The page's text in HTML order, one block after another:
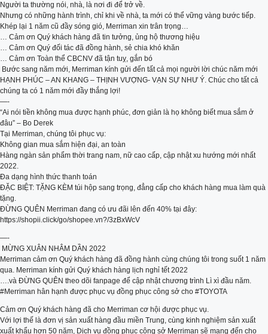
Người ta thường nói, nhà, là nơi đi để trở về.
Nhưng có những hành trình, chỉ khi về nhà, ta mới có thể vững vàng bước tiếp.
Khép lại 1 năm cũ đầy sóng gió, Merriman xin trân trọng…
… Cảm ơn Quý khách hàng đã tin tưởng, ủng hộ thương hiệu
… Cảm ơn Quý đối tác đã đồng hành, sẻ chia khó khăn
… Cảm ơn Toàn thể CBCNV đã tận tuỵ, gắn bó
️ Bước sang năm mới, Merriman kính gửi đến tất cả mọi người lời chúc năm mới
HẠNH PHÚC – AN KHANG – THỊNH VƯỢNG- VẠN SỰ NHƯ Ý. Chúc cho tất cả
chúng ta có 1 năm mới đầy thắng lợi!
—-
“Ai nói tiền không mua được hạnh phúc, đơn giản là họ không biết mua sắm ở
đâu” – Bo Derek
Tại Merriman, chúng tôi phục vụ:
Không gian mua sắm hiện đại, an toàn
Hàng ngàn sản phẩm thời trang nam, nữ cao cấp, cập nhật xu hướng mới nhất
2022.
Đa dạng hình thức thanh toán
ĐẶC BIỆT: TẶNG KÈM túi hộp sang trọng, đẳng cấp cho khách hàng mua làm quà
tặng.
ĐỪNG QUÊN Merriman đang có ưu đãi lên đến 40% tại đây:
https://shopii.click/go/shopee.vn?/3zBxWcV
—-
️ MỪNG XUÂN NHÂM DẦN 2022
Merriman cảm ơn Quý khách hàng đã đồng hành cùng chúng tôi trong suốt 1 năm
qua. Merriman kính gửi Quý khách hàng lịch nghỉ tết 2022
….và ĐỪNG QUÊN theo dõi fanpage để cập nhật chương trình Lì xì đầu năm.
#Merriman hân hạnh được phục vụ đồng phục công sở cho #TOYOTA
Cảm ơn Quý khách hàng đã cho Merriman cơ hội được phục vụ.
Với lợi thế là đơn vị sản xuất hàng đầu miền Trung, cùng kinh nghiệm sản xuất
xuất khẩu hơn 50 năm, Dịch vụ đồng phục công sở Merriman sẽ mang đến cho